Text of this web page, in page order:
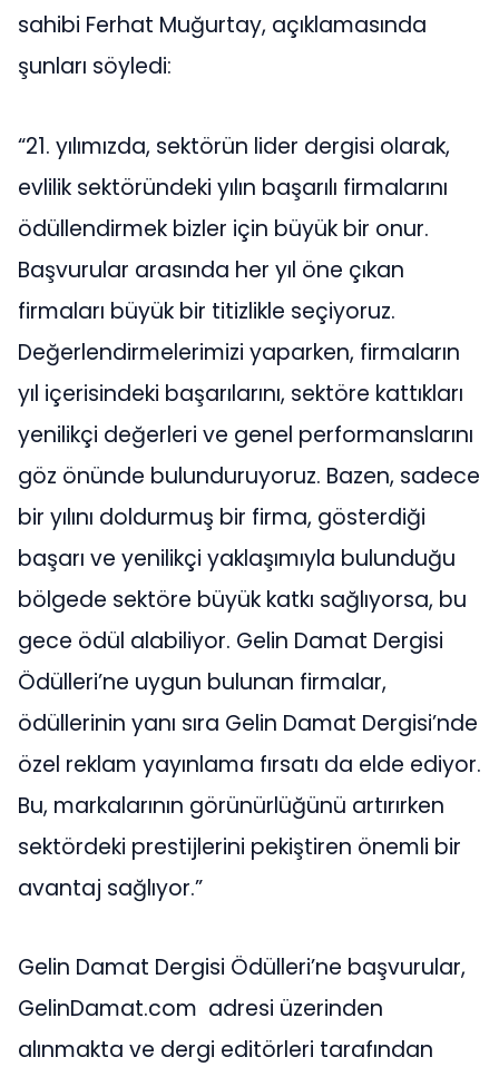
sahibi Ferhat Muğurtay, açıklamasında
şunları söyledi:
“21. yılımızda, sektörün lider dergisi olarak,
evlilik sektöründeki yılın başarılı firmalarını
ödüllendirmek bizler için büyük bir onur.
Başvurular arasında her yıl öne çıkan
firmaları büyük bir titizlikle seçiyoruz.
Değerlendirmelerimizi yaparken, firmaların
yıl içerisindeki başarılarını, sektöre kattıkları
yenilikçi değerleri ve genel performanslarını
göz önünde bulunduruyoruz. Bazen, sadece
bir yılını doldurmuş bir firma, gösterdiği
başarı ve yenilikçi yaklaşımıyla bulunduğu
bölgede sektöre büyük katkı sağlıyorsa, bu
gece ödül alabiliyor. Gelin Damat Dergisi
Ödülleri’ne uygun bulunan firmalar,
ödüllerinin yanı sıra Gelin Damat Dergisi’nde
özel reklam yayınlama fırsatı da elde ediyor.
Bu, markalarının görünürlüğünü artırırken
sektördeki prestijlerini pekiştiren önemli bir
avantaj sağlıyor.”
Gelin Damat Dergisi Ödülleri’ne başvurular,
GelinDamat.com adresi üzerinden
alınmakta ve dergi editörleri tarafından